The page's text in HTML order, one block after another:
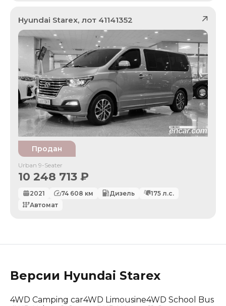
Hyundai Starex, лот 41141352
Продан
Urban 9-Seater
10 248 713 ₽
2021 74 608 км Дизель 175 л.с.
Автомат
Версии Hyundai Starex
4WD Camping car4WD Limousine4WD School Bus